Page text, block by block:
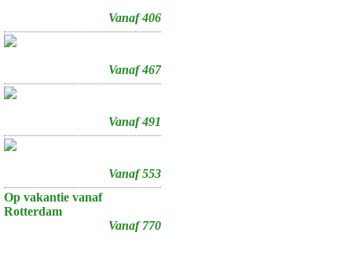
Vanaf 406
Vanaf 467
Vanaf 491
Vanaf 553
Op vakantie vanaf
Rotterdam
Vanaf 770